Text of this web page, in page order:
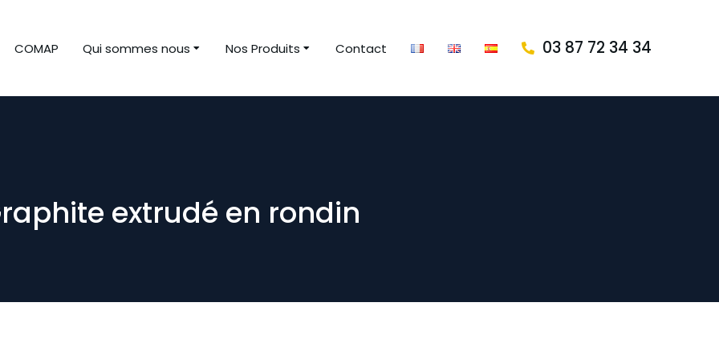
COMAP Qui sommes nous Nos Produits Contact 03 87 72 34 34
extrudé en rondin